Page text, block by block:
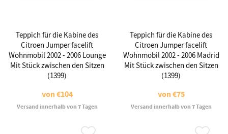
Teppich für die Kabine des
Citroen Jumper facelift
Wohnmobil 2002 - 2006 Lounge
Mit Stück zwischen den Sitzen
(1399)
von€104
Versand innerhalb von 7 Tagen
Teppich für die Kabine des
Citroen Jumper facelift
Wohnmobil 2002 - 2006 Madrid
Mit Stück zwischen den Sitzen
(1399)
von€75
Versand innerhalb von 7 Tagen